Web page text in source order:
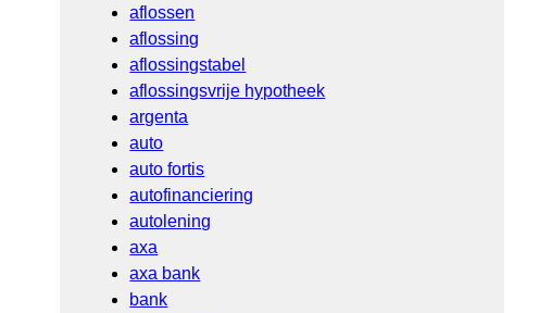
aflossen
aflossing
aflossingstabel
aflossingsvrije hypotheek
argenta
auto
auto fortis
autofinanciering
autolening
axa
axa bank
bank